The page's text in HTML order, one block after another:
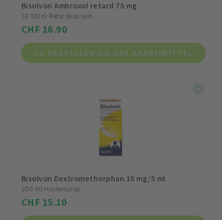
Bisolvon Ambroxol retard 75 mg
10 Stück Retardkapseln
CHF 16.90
SO BESTELLEN SIE DAS ARZNEIMITTEL
Bisolvon Dextromethorphan 10 mg/5 ml
200 ml Hustensirup
CHF 15.10